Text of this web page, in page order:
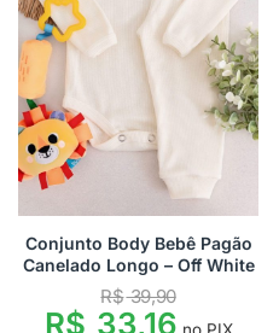
Conjunto Body Bebê Pagão
Canelado Longo – Off White
R$39,90
R$ 33,16